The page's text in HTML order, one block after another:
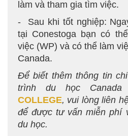
làm và tham gia tìm việc.
- Sau khi tốt nghiệp:
tại Conestoga bạn có
việc (WP) và có thể làm
Canada.
Để biết thêm thông tin
trình du học
COLLEGE, vui lòng liên
để được tư vấn miễn phí
du học.